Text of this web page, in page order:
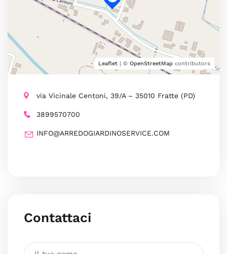
Leaflet | © OpenStreetMap contributors
via Vicinale Centoni, 39/A – 35010 Fratte (PD)
3899570700
INFO@ARREDOGIARDINOSERVICE.COM
Contattaci